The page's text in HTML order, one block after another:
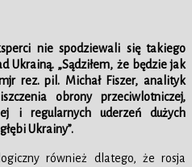
nie spodziewali się takiego
Ukrainą. „Sądziłem, że będzie jak
rez. pil. Michał Fiszer, analityk
obrony przeciwlotniczej,
i regularnych uderzeń dużych
Ukrainy”.
również dlatego, że rosja